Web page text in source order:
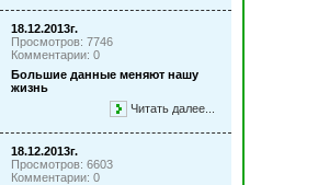
18.12.2013г.
Просмотров: 7746
Комментарии: 0
Большие данные меняют нашу
жизнь
Читать далее...
18.12.2013г.
Просмотров: 6603
Комментарии: 0